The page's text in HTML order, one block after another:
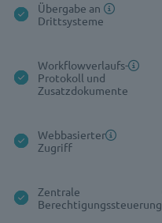
Übergabe an
Drittsysteme
Workflowverlaufs-
Protokoll und
Zusatzdokumente
Webbasierter
Zugriff
Zentrale
Berechtigungssteuerung